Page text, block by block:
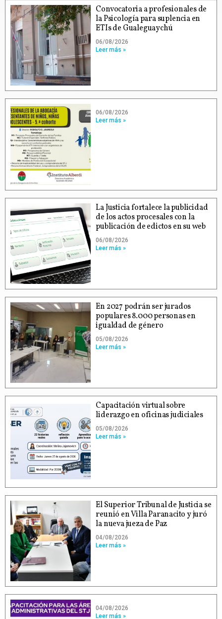
Convocatoria a profesionales de
la Psicología para suplencia en
ETIs de Gualeguaychú
06/08/2026
Leer más »
06/08/2026
Leer más »
La Justicia fortalece la publicidad
de los actos procesales con la
publicación de edictos en su web
06/08/2026
Leer más »
En 2027 podrán ser jurados
populares 8.000 personas en
igualdad de género
05/08/2026
Leer más »
Capacitación virtual sobre
liderazgo en oficinas judiciales
05/08/2026
Leer más »
El Superior Tribunal de Justicia se
reunió en Villa Paranacito y juró
la nueva jueza de Paz
04/08/2026
Leer más »
04/08/2026
Leer más »